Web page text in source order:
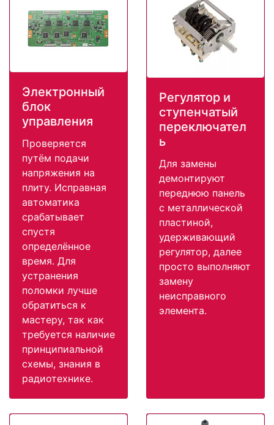
Электронный
блок
управления
Проверяется
путём подачи
напряжения на
плиту. Исправная
автоматика
срабатывает
спустя
определённое
время. Для
устранения
поломки лучше
обратиться к
мастеру, так как
требуется наличие
принципиальной
схемы, знания в
радиотехнике.
Регулятор и
ступенчатый
переключател
ь
Для замены
демонтируют
переднюю панель
с металлической
пластиной,
удерживающий
регулятор, далее
просто выполняют
замену
неисправного
элемента.